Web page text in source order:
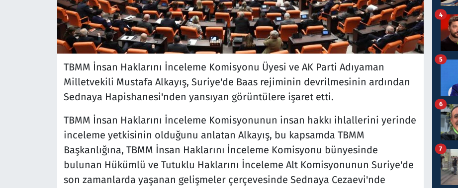
TBMM İnsan Haklarını İnceleme Komisyonu Üyesi ve AK Parti Adıyaman
Milletvekili Mustafa Alkayış, Suriye'de Baas rejiminin devrilmesinin ardından
Sednaya Hapishanesi'nden yansıyan görüntülere işaret etti.
TBMM İnsan Haklarını İnceleme Komisyonunun insan hakkı ihlallerini yerinde
inceleme yetkisinin olduğunu anlatan Alkayış, bu kapsamda TBMM
Başkanlığına, TBMM İnsan Haklarını İnceleme Komisyonu bünyesinde
bulunan Hükümlü ve Tutuklu Haklarını İnceleme Alt Komisyonunun Suriye'de
son zamanlarda yaşanan gelişmeler çerçevesinde Sednaya Cezaevi'nde
4
5
6
7